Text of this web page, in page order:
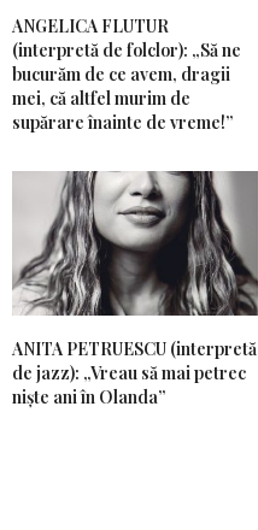
ANGELICA FLUTUR
(interpretă de folclor): „Să ne
bucurăm de ce avem, dragii
mei, că altfel murim de
supărare înainte de vreme!”
ANITA PETRUESCU (interpretă
de jazz): „Vreau să mai petrec
niște ani în Olanda”